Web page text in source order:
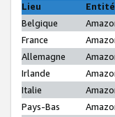
Lieu
Entité
Belgique
France
Allemagne
Irlande
Italie
Pays-Bas